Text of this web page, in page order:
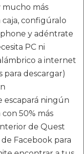
mucho más
configúralo
y adéntrate
PC ni
a internet
para descargar)
escapará ningún
50% más
de Quest
Facebook para